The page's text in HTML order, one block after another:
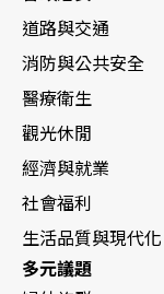
道路與交通
消防與公共安全
醫療衛生
觀光休閒
經濟與就業
社會福利
生活品質與現代化
多元議題